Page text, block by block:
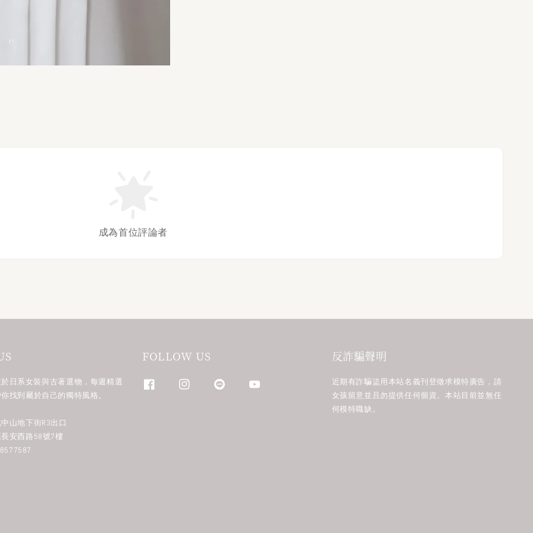
成為首位評論者
於日系女裝與古著選物，每週精選
找到屬於自己的獨特風格。
山地下街R3出口
安西路58號7樓
FOLLOW US 反詐騙聲明
近期有詐騙盜用本站名義刊登徵求模特廣告，請
女孩留意並且勿提供任何個資。本站目前並無任
何模特職缺。